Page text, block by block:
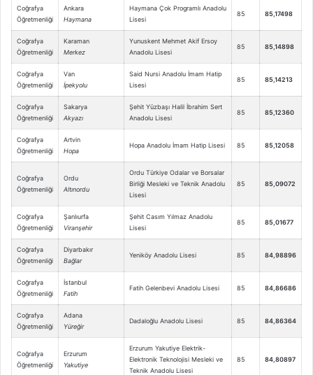
Coğrafya
Öğretmenliği
Ankara
Haymana
Haymana Çok Programlı Anadolu
Lisesi
85 85,17498
Coğrafya
Öğretmenliği
Karaman
Merkez
Yunuskent Mehmet Akif Ersoy
Anadolu Lisesi
85 85,14898
Coğrafya
Öğretmenliği
Van
İpekyolu
Said Nursi Anadolu İmam Hatip
Lisesi
85 85,14213
Coğrafya
Öğretmenliği
Sakarya
Akyazı
Şehit Yüzbaşı Halil İbrahim Sert
Anadolu Lisesi
85 85,12360
Coğrafya
Öğretmenliği
Artvin
Hopa
Hopa Anadolu İmam Hatip Lisesi 85 85,12058
Coğrafya
Öğretmenliği
Ordu
Altınordu
Ordu Türkiye Odalar ve Borsalar
Birliği Mesleki ve Teknik Anadolu
Lisesi
85 85,09072
Coğrafya
Öğretmenliği
Şanlıurfa
Viranşehir
Şehit Casım Yılmaz Anadolu
Lisesi
85 85,01677
Coğrafya
Öğretmenliği
Diyarbakır
Bağlar
Yeniköy Anadolu Lisesi 85 84,98896
Coğrafya
Öğretmenliği
İstanbul
Fatih
Fatih Gelenbevi Anadolu Lisesi 85 84,86686
Coğrafya
Öğretmenliği
Adana
Yüreğir
Dadaloğlu Anadolu Lisesi 85 84,86364
Coğrafya
Öğretmenliği
Erzurum
Yakutiye
Erzurum Yakutiye Elektrik-
Elektronik Teknolojisi Mesleki ve
Teknik Anadolu Lisesi
85 84,80897